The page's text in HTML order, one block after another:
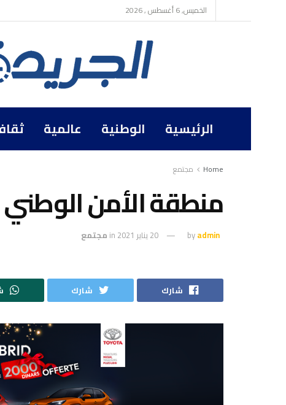
الخميس, 6 أغسطس , 2026
الرئيسية الوطنية عالمية
Home مجتمع
منطقة الأمن الوطني
byadmin 20 يناير 2021 in مجتمع
شارك شارك